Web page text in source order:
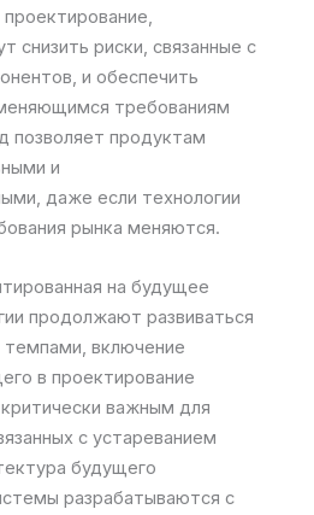
снизить риски, связанные с
и обеспечить
требованиям
позволяет продуктам
и
даже если технологии
рынка меняются.
на будущее
продолжают развиваться
включение
в проектирование
важным для
с устареванием
будущего
разрабатываются с